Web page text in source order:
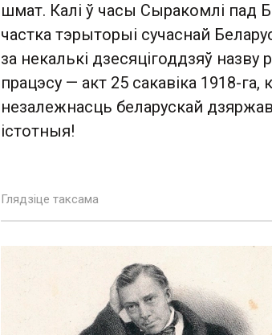
шмат. Калі ў часы Сыракомлі пад
частка тэрыторыі сучаснай
за некалькі дзесяцігоддзяў
працэсу — акт 25 сакавіка 1918-
незалежнасць беларускай
істотныя!
Глядзіце таксама